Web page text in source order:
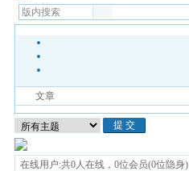
文章
在线用户:共0人在线，0位会员(0位隐身)